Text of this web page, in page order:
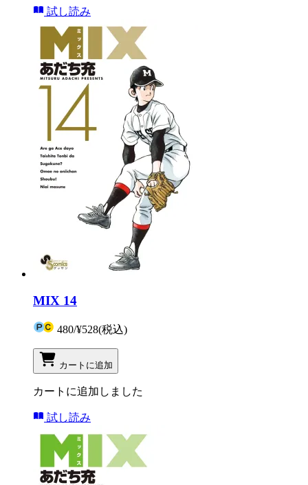
試し読み
MIX 14
480/¥528(税込)
カートに追加
カートに追加しました
試し読み